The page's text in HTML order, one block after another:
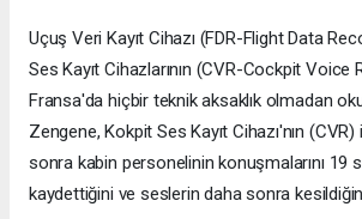
Uçuş Veri Kayıt Cihazı (FDR-Flight Data
Ses Kayıt Cihazlarının (CVR-Cockpit Voice
Fransa'da hiçbir teknik aksaklık olmadan
Zengene, Kokpit Ses Kayıt Cihazı'nın
sonra kabin personelinin konuşmalarını 19
kaydettiğini ve seslerin daha sonra